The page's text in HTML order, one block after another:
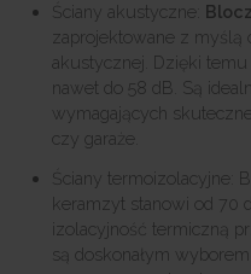
Ściany akustyczne:
zaprojektowane z myślą
akustycznej. Dzięki
nawet do 58 dB. Są
wymagających
czy garaże.
Ściany termoizolacyjne:
keramzyt stanowi od 70
izolacyjność termiczną
są doskonałym